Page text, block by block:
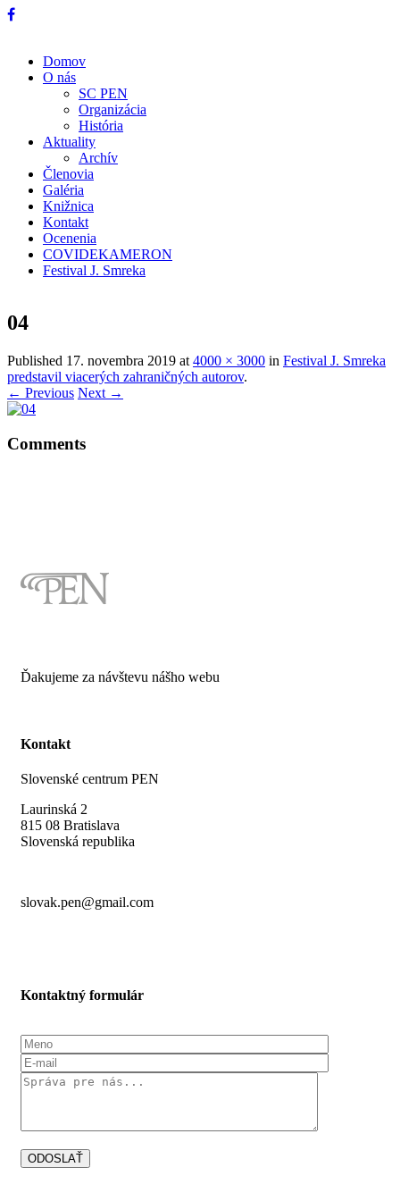
Domov
O nás
SC PEN
Organizácia
História
Aktuality
Archív
Členovia
Galéria
Knižnica
Kontakt
Ocenenia
COVIDEKAMERON
Festival J. Smreka
04
Published 17. novembra 2019 at 4000 × 3000 in Festival J. Smreka
predstavil viacerých zahraničných autorov.
← Previous Next →
Comments
Ďakujeme za návštevu nášho webu
Kontakt
Slovenské centrum PEN
Laurinská 2
815 08 Bratislava
Slovenská republika
slovak.pen@gmail.com
Kontaktný formulár